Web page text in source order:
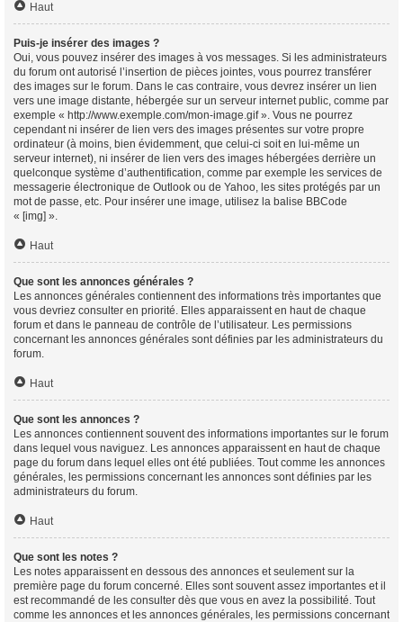
Haut
Puis-je insérer des images ?
Oui, vous pouvez insérer des images à vos messages. Si les administrateurs
du forum ont autorisé l’insertion de pièces jointes, vous pourrez transférer
des images sur le forum. Dans le cas contraire, vous devrez insérer un lien
vers une image distante, hébergée sur un serveur internet public, comme par
exemple « http://www.exemple.com/mon-image.gif ». Vous ne pourrez
cependant ni insérer de lien vers des images présentes sur votre propre
ordinateur (à moins, bien évidemment, que celui-ci soit en lui-même un
serveur internet), ni insérer de lien vers des images hébergées derrière un
quelconque système d’authentification, comme par exemple les services de
messagerie électronique de Outlook ou de Yahoo, les sites protégés par un
mot de passe, etc. Pour insérer une image, utilisez la balise BBCode
« [img] ».
Haut
Que sont les annonces générales ?
Les annonces générales contiennent des informations très importantes que
vous devriez consulter en priorité. Elles apparaissent en haut de chaque
forum et dans le panneau de contrôle de l’utilisateur. Les permissions
concernant les annonces générales sont définies par les administrateurs du
forum.
Haut
Que sont les annonces ?
Les annonces contiennent souvent des informations importantes sur le forum
dans lequel vous naviguez. Les annonces apparaissent en haut de chaque
page du forum dans lequel elles ont été publiées. Tout comme les annonces
générales, les permissions concernant les annonces sont définies par les
administrateurs du forum.
Haut
Que sont les notes ?
Les notes apparaissent en dessous des annonces et seulement sur la
première page du forum concerné. Elles sont souvent assez importantes et il
est recommandé de les consulter dès que vous en avez la possibilité. Tout
comme les annonces et les annonces générales, les permissions concernant